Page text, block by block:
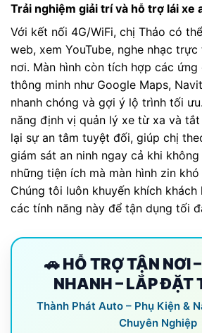
Trải nghiệm giải trí và hỗ trợ lái xe
Với kết nối 4G/WiFi, chị Thảo có
web, xem YouTube, nghe nhạc
nơi. Màn hình còn tích hợp các
thông minh như Google Maps,
nhanh chóng và gợi ý lộ trình tối
năng định vị quản lý xe từ xa và
lại sự an tâm tuyệt đối, giúp chị
giám sát an ninh ngay cả khi
những tiện ích mà màn hình zin
Chúng tôi luôn khuyến khích
các tính năng này để tận dụng tối
🚗 HỖ TRỢ TẬN NƠI
NHANH – LẮP ĐẶT
Thành Phát Auto – Phụ Kiện &
Chuyên Nghiệp